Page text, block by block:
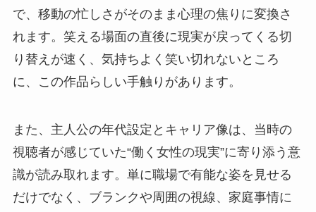
で、移動の忙しさがそのまま心理の焦りに変換さ
れます。笑える場面の直後に現実が戻ってくる切
り替えが速く、気持ちよく笑い切れないところ
に、この作品らしい手触りがあります。
また、主人公の年代設定とキャリア像は、当時の
視聴者が感じていた“働く女性の現実”に寄り添う意
識が読み取れます。単に職場で有能な姿を見せる
だけでなく、ブランクや周囲の視線、家庭事情に